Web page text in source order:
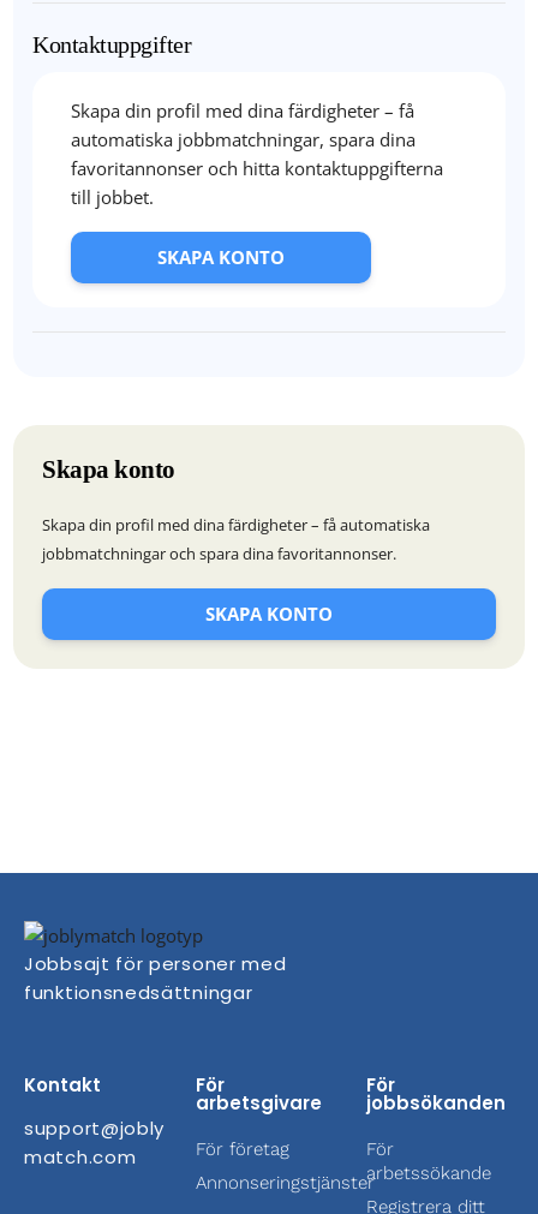
Kontaktuppgifter
Skapa din profil med dina färdigheter – få
automatiska jobbmatchningar, spara dina
favoritannonser och hitta kontaktuppgifterna
till jobbet.
SKAPA KONTO
Skapa konto
Skapa din profil med dina färdigheter – få automatiska
jobbmatchningar och spara dina favoritannonser.
SKAPA KONTO
Jobbsajt för personer med
funktionsnedsättningar
Kontakt
support@jobly
match.com
För
arbetsgivare
För företag
Annonseringstjänster
För
jobbsökanden
För
arbetssökande
Registrera ditt